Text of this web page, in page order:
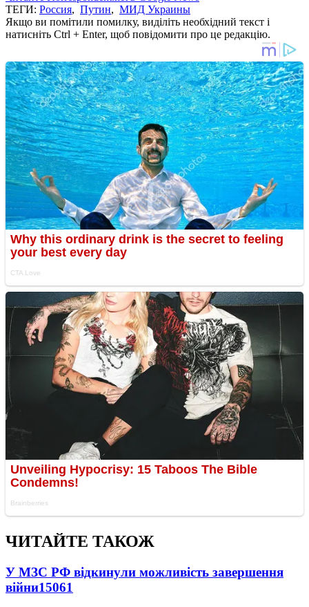
ТЕГИ: Россия, Путин, МИД Украины
Якщо ви помітили помилку, виділіть необхідний текст і
натисніть Ctrl + Enter, щоб повідомити про це редакцію.
ЧИТАЙТЕ ТАКОЖ
У МЗС РФ відкинули можливість завершення
війни15061